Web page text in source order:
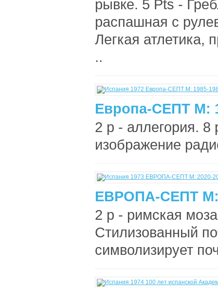
рывке. 5 Pts -
распашная с
Легкая атлетика,
..
Европа-СЕПТ М:
2 р - аллегория. 8
изображение
ЕВРОПА-СЕПТ М:
2 р - римская
Стилизованный
символизирует